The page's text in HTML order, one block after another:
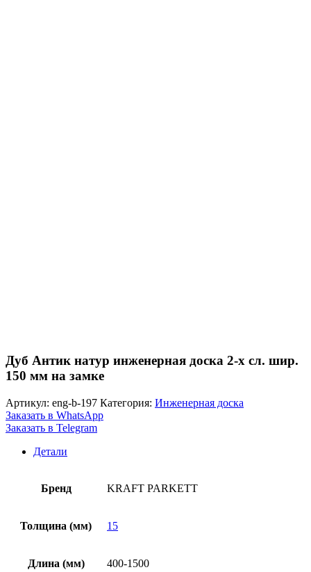
Дуб Антик натур инженерная доска 2-х сл. шир.
150 мм на замке
Артикул: eng-b-197 Категория: Инженерная доска
Заказать в WhatsApp
Заказать в Telegram
Детали
Бренд KRAFT PARKETT
Толщина (мм) 15
Длина (мм) 400-1500